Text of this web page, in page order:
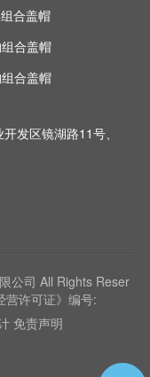
合盖帽
组合盖帽
组合盖帽
发区镜湖路11号、
公司 All Rights Reser
营许可证》编号:
免责声明